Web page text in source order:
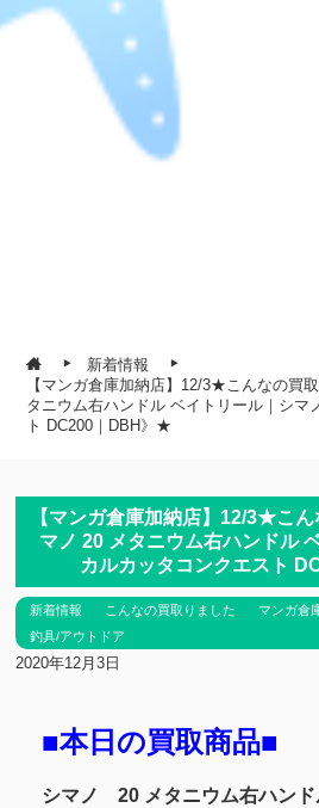
新着情報
【マンガ倉庫加納店】12/3★こんなの買
タニウム右ハンドル ベイトリール｜シマ
ト DC200｜DBH》★
【マンガ倉庫加納店】12/3★こ
マノ 20 メタニウム右ハンドル
カルカッタコンクエスト
新着情報 こんなの買取りました マンガ倉
釣具/アウトドア
2020年12月3日
■本日の買取商品■
シマノ 20 メタニウム右ハン